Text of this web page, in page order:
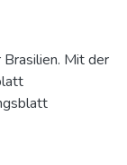
Mit der